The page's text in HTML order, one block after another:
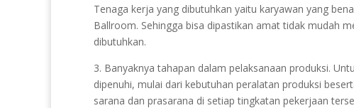
Tenaga kerja yang dibutuhkan yaitu karyawan yang
Ballroom. Sehingga bisa dipastikan amat tidak mudah
dibutuhkan.
3. Banyaknya tahapan dalam pelaksanaan produksi.
dipenuhi, mulai dari kebutuhan peralatan produksi
sarana dan prasarana di setiap tingkatan pekerjaan